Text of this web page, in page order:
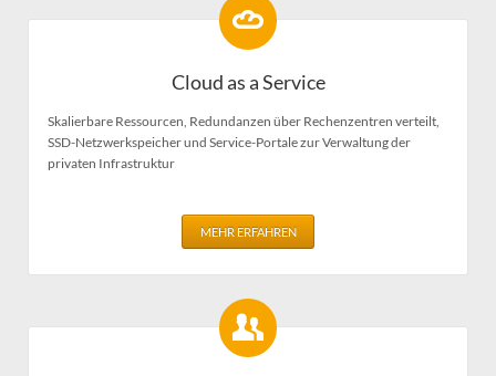
Cloud as a Service
Skalierbare Ressourcen, Redundanzen über Rechenzentren verteilt,
SSD-Netzwerkspeicher und Service-Portale zur Verwaltung der
privaten Infrastruktur
MEHR ERFAHREN